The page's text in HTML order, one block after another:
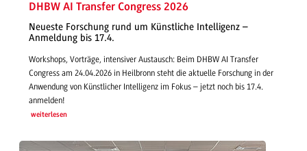
DHBW AI Transfer Congress 2026
Neueste Forschung rund um Künstliche Intelligenz –
Anmeldung bis 17.4.
Workshops, Vorträge, intensiver Austausch: Beim DHBW AI Transfer
Congress am 24.04.2026 in Heilbronn steht die aktuelle Forschung in der
Anwendung von Künstlicher Intelligenz im Fokus – jetzt noch bis 17.4.
anmelden!
weiterlesen